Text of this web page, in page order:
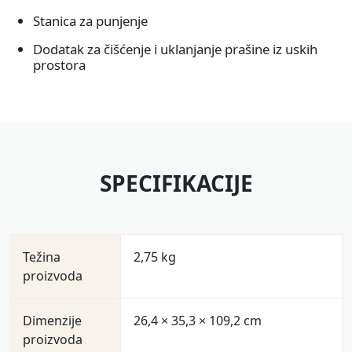
Stanica za punjenje
Dodatak za čišćenje i uklanjanje prašine iz uskih
prostora
SPECIFIKACIJE
Težina
proizvoda
2,75 kg
Dimenzije
proizvoda
26,4 × 35,3 × 109,2 cm